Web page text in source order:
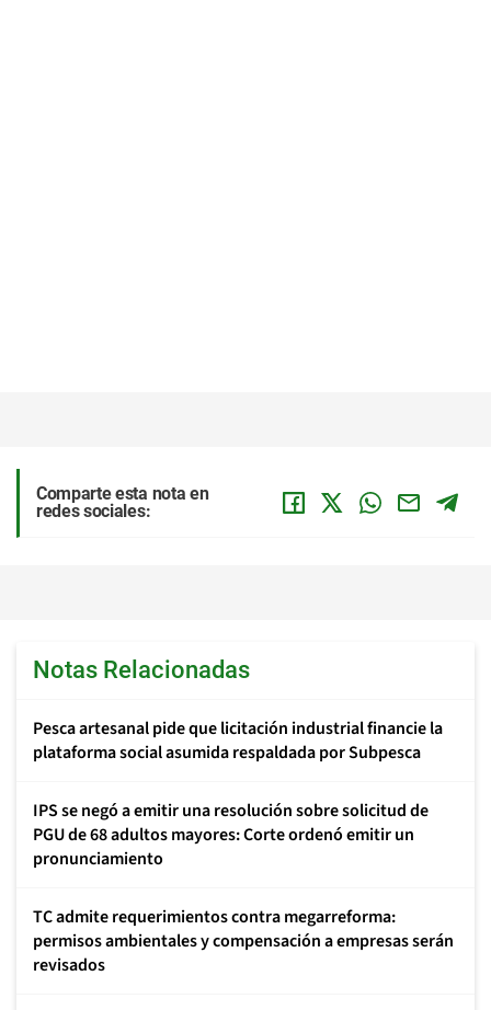
Comparte esta nota en
redes sociales:
Notas Relacionadas
Pesca artesanal pide que licitación industrial financie la
plataforma social asumida respaldada por Subpesca
IPS se negó a emitir una resolución sobre solicitud de
PGU de 68 adultos mayores: Corte ordenó emitir un
pronunciamiento
TC admite requerimientos contra megarreforma:
permisos ambientales y compensación a empresas serán
revisados